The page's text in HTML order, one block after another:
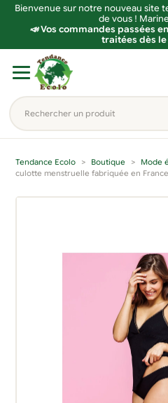
Bienvenue sur notre nouveau site
de vous !
📣 Vos commandes passées
traitées dès le
navigation
contenu
Rechercher
un
produit...
Tendance Ecolo Boutique Mode
culotte menstruelle fabriquée en France